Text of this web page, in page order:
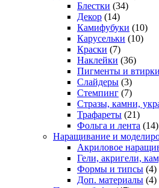
Блестки (34)
Декор (14)
Камифубуки (10)
Карусельки (10)
Краски (7)
Наклейки (36)
Пигменты и втирки
Слайдеры (3)
Стемпинг (7)
Стразы, камни,
Трафареты (21)
Фольга и лента (14)
Наращивание и
Акриловое
Гели, акригели,
Формы и типсы (4)
Доп. материалы (4)